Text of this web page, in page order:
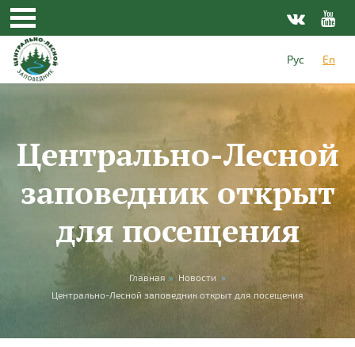
Skip to main content
Рус
En
Центрально-Лесной
заповедник открыт
для посещения
You are here
Главная » Новости »
Центрально-Лесной заповедник открыт для посещения